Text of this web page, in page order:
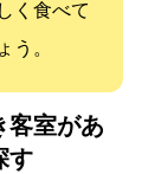
く食べて
う。
客室があ
す